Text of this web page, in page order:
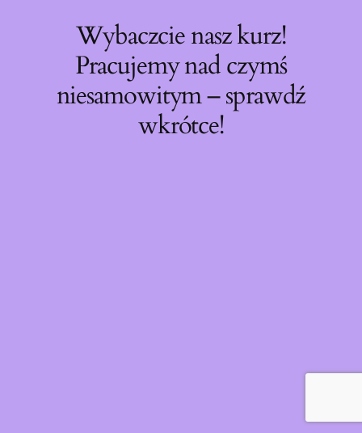
Wybaczcie nasz kurz!
Pracujemy nad czymś
niesamowitym – sprawdź
wkrótce!